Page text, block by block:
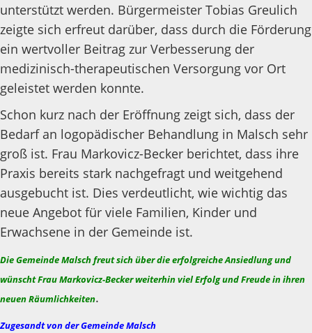
unterstützt werden. Bürgermeister Tobias Greulich
zeigte sich erfreut darüber, dass durch die Förderung
ein wertvoller Beitrag zur Verbesserung der
medizinisch-therapeutischen Versorgung vor Ort
geleistet werden konnte.
Schon kurz nach der Eröffnung zeigt sich, dass der
Bedarf an logopädischer Behandlung in Malsch sehr
groß ist. Frau Markovicz-Becker berichtet, dass ihre
Praxis bereits stark nachgefragt und weitgehend
ausgebucht ist. Dies verdeutlicht, wie wichtig das
neue Angebot für viele Familien, Kinder und
Erwachsene in der Gemeinde ist.
Die Gemeinde Malsch freut sich über die erfolgreiche Ansiedlung und
wünscht Frau Markovicz-Becker weiterhin viel Erfolg und Freude in ihren
neuen Räumlichkeiten.
Zugesandt von der Gemeinde Malsch